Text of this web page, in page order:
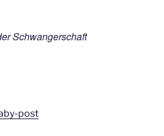
Schwangerschaft
post